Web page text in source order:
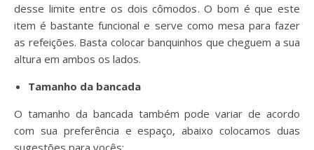
desse limite entre os dois cômodos. O bom é que este
item é bastante funcional e serve como mesa para fazer
as refeições. Basta colocar banquinhos que cheguem a sua
altura em ambos os lados.
Tamanho da bancada
O tamanho da bancada também pode variar de acordo
com sua preferência e espaço, abaixo colocamos duas
sugestões para vocês: